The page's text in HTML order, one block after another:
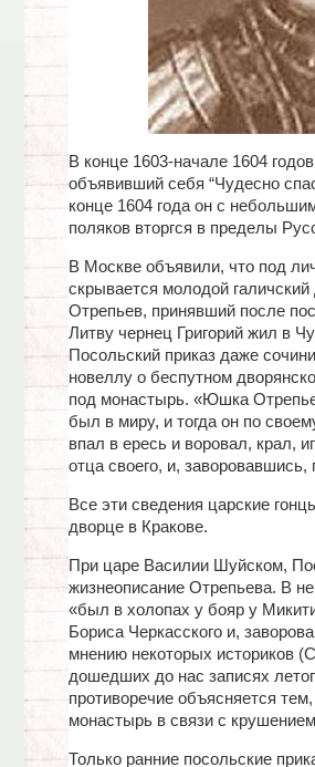
В конце 1603-начале 1604
объявивший себя “Чудесно
конце 1604 года он с
поляков вторгся в пределы
В Москве объявили, что под
скрывается молодой
Отрепьев, принявший после
Литву чернец Григорий жил в
Посольский приказ даже
новеллу о беспутном
под монастырь. «Юшка
был в миру, и тогда он по
впал в ересь и воровал, крал,
отца своего, и, заворовавшись,
Все эти сведения царские
дворце в Кракове.
При царе Василии Шуйском,
жизнеописание Отрепьева. В
«был в холопах у бояр у
Бориса Черкасского и,
мнению некоторых историков
дошедших до нас записях
противоречие объясняется
монастырь в связи с
Только ранние посольские